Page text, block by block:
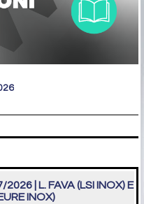
| L. FAVA (LSI INOX) E
INOX)